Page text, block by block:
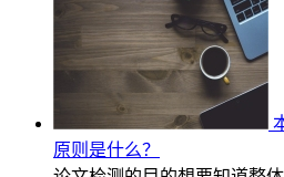
原则是什么？